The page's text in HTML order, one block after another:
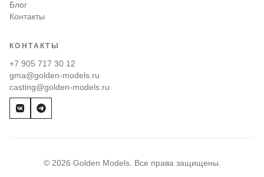
Блог
Контакты
КОНТАКТЫ
+7 905 717 30 12
gma@golden-models.ru
casting@golden-models.ru
© 2026 Golden Models. Все права защищены.